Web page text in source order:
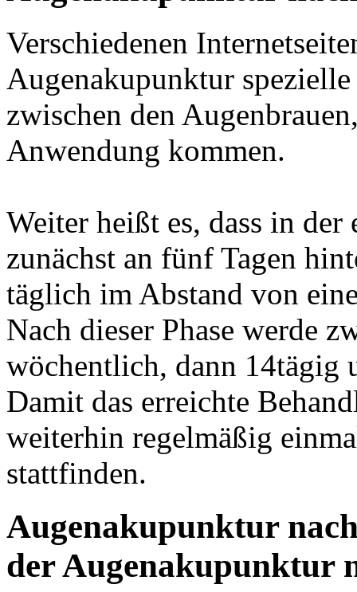
Verschiedenen
Augenakupunktur
zwischen den
Anwendung kommen.
Weiter heißt es, dass in
zunächst an fünf Tagen
täglich im Abstand von
Nach dieser Phase werde
wöchentlich, dann 14tägig
Damit das erreichte
weiterhin regelmäßig
stattfinden.
Augenakupunktur
der Augenakupunktur